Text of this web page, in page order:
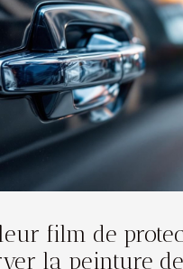
film de
la peinture